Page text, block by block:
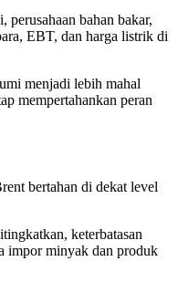
bahan bakar,
EBT, dan harga listrik di
menjadi lebih mahal
mempertahankan peran
bertahan di dekat level
keterbatasan
impor minyak dan produk